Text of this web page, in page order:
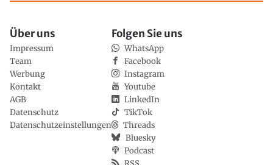
Über uns
Impressum
Team
Werbung
Kontakt
AGB
Datenschutz
Datenschutzeinstellungen
Folgen Sie uns
WhatsApp
Facebook
Instagram
Youtube
LinkedIn
TikTok
Threads
Bluesky
Podcast